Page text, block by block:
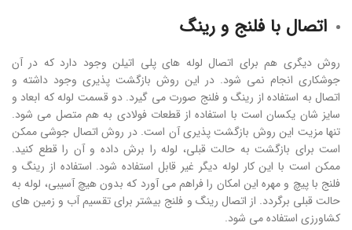
اتصال با فلنج و رینگ
روش دیگری هم برای اتصال لوله های پلی اتیلن وجود دارد که در آن
جوشکاری انجام نمی شود. در این روش بازگشت پذیری وجود داشته و
اتصال به استفاده از رینگ و فلنج صورت می گیرد. دو قسمت لوله که ابعاد و
سایز شان یکسان است با استفاده از قطعات فولادی به هم متصل می شود.
تنها مزیت این روش بازگشت پذیری آن است. در روش اتصال جوشی ممکن
است برای بازگشت به حالت قبلی، لوله را برش داده و آن را قطع کنید.
ممکن است با این کار لوله دیگر غیر قابل استفاده شود. استفاده از رینگ و
فلنج با پیچ و مهره این امکان را فراهم می آورد که بدون هیچ آسیبی، لوله به
حالت قبلی برگردد. از اتصال رینگ و فلنج بیشتر برای تقسیم آب و زمین های
کشاورزی استفاده می شود.